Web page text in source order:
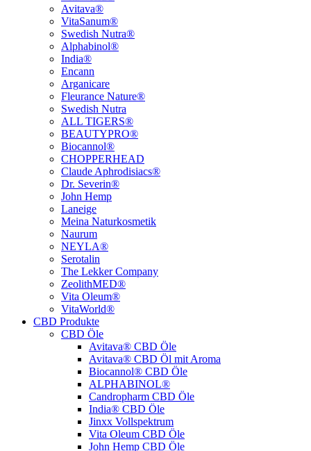
Avitava®
VitaSanum®
Swedish Nutra®
Alphabinol®
India®
Encann
Arganicare
Fleurance Nature®
Swedish Nutra
ALL TIGERS®
BEAUTYPRO®
Biocannol®
CHOPPERHEAD
Claude Aphrodisiacs®
Dr. Severin®
John Hemp
Laneige
Meina Naturkosmetik
Naurum
NEYLA®
Serotalin
The Lekker Company
ZeolithMED®
Vita Oleum®
VitaWorld®
CBD Produkte
CBD Öle
Avitava® CBD Öle
Avitava® CBD Öl mit Aroma
Biocannol® CBD Öle
ALPHABINOL®
Candropharm CBD Öle
India® CBD Öle
Jinxx Vollspektrum
Vita Oleum CBD Öle
John Hemp CBD Öle